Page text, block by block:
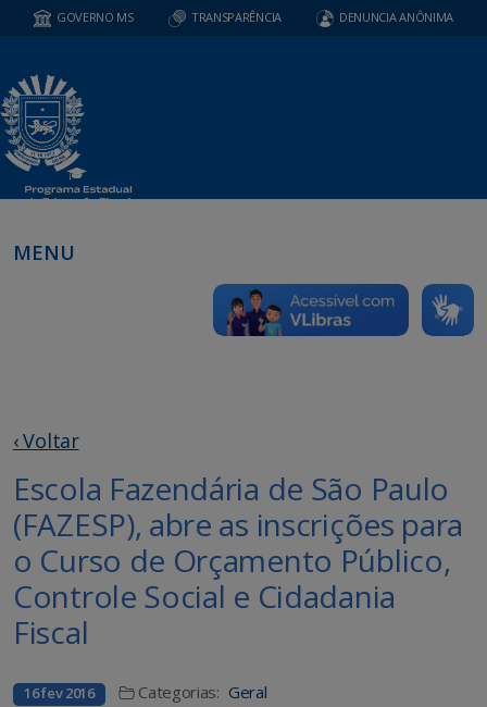
GOVERNO MS TRANSPARÊNCIA DENUNCIA ANÔNIMA
MENU
‹ Voltar
Escola Fazendária de São Paulo
(FAZESP), abre as inscrições para
o Curso de Orçamento Público,
Controle Social e Cidadania
Fiscal
16 fev 2016 Categorias: Geral